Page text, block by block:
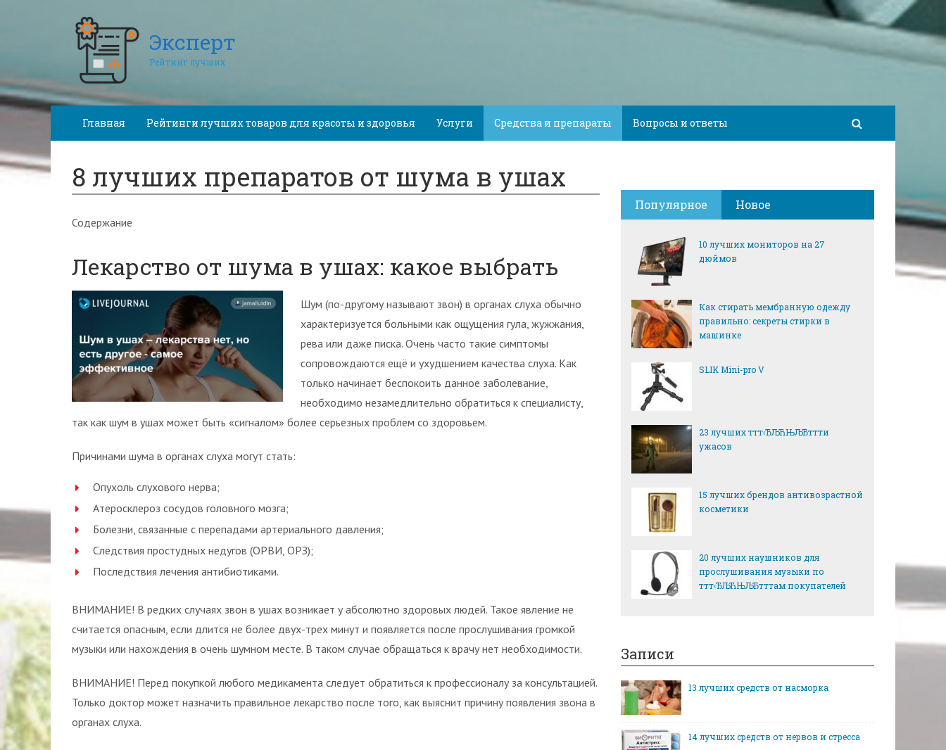
Эксперт
Рейтинг лучших
Главная Рейтинги лучших товаров для красоты и здоровья Услуги Средства и препараты Вопросы и ответы
8 лучших препаратов от шума в ушах
Содержание
Лекарство от шума в ушах: какое выбрать
Шум (по-другому называют звон) в органах слуха обычно
характеризуется больными как ощущения гула, жужжания,
рева или даже писка. Очень часто такие симптомы
сопровождаются ещё и ухудшением качества слуха. Как
только начинает беспокоить данное заболевание,
необходимо незамедлительно обратиться к специалисту,
так как шум в ушах может быть «сигналом» более серьезных проблем со здоровьем.
Причинами шума в органах слуха могут стать:
Опухоль слухового нерва;
Атеросклероз сосудов головного мозга;
Болезни, связанные с перепадами артериального давления;
Следствия простудных недугов (ОРВИ, ОРЗ);
Последствия лечения антибиотиками.
ВНИМАНИЕ! В редких случаях звон в ушах возникает у абсолютно здоровых людей. Такое явление не
считается опасным, если длится не более двух-трех минут и появляется после прослушивания громкой
музыки или нахождения в очень шумном месте. В таком случае обращаться к врачу нет необходимости.
ВНИМАНИЕ! Перед покупкой любого медикамента следует обратиться к профессионалу за консультацией.
Только доктор может назначить правильное лекарство после того, как выяснит причину появления звона в
органах слуха.
Популярное Новое
10 лучших мониторов на 27
дюймов
Как стирать мембранную одежду
правильно: секреты стирки в
машинке
SLIK Mini-pro V
23 лучших ттт‹ЂЉЋЊЉЂттти
ужасов
15 лучших брендов антивозрастной
косметики
20 лучших наушников для
прослушивания музыки по
ттт‹ЂЉЋЊЉЂтттам покупателей
Записи
13 лучших средств от насморка
14 лучших средств от нервов и стресса